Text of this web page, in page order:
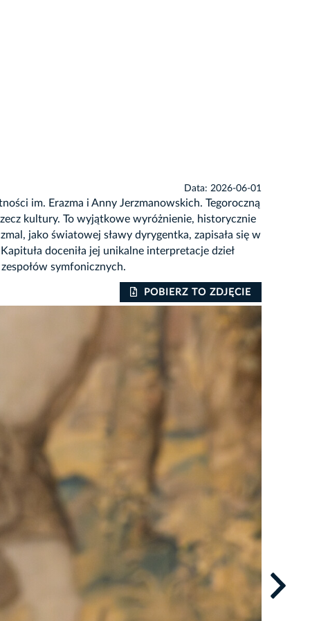
Data: 2026-06-01
im. Erazma i Anny Jerzmanowskich. Tegoroczną
kultury. To wyjątkowe wyróżnienie, historycznie
jako światowej sławy dyrygentka, zapisała się w
doceniła jej unikalne interpretacje dzieł
symfonicznych.
POBIERZ TO ZDJĘCIE